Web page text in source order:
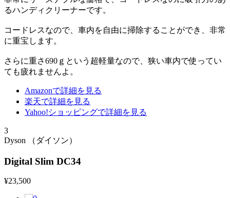
るハンディクリーナーです。
コードレスなので、車内を自由に掃除することができ、非常
に重宝します。
さらに重さ690ｇという超軽量なので、狭い車内で使ってい
ても疲れませんよ。
Amazonで詳細を見る
楽天で詳細を見る
Yahoo!ショッピングで詳細を見る
3
Dyson （ダイソン）
Digital Slim DC34
¥23,500